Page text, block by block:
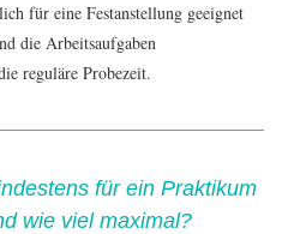
für eine Festanstellung geeignet
die Arbeitsaufgaben
reguläre Probezeit.
für ein Praktikum
wie viel maximal?